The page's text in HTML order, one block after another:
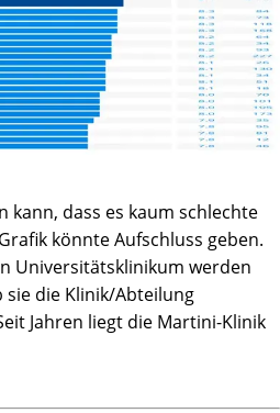
kann, dass es kaum schlechte
könnte Aufschluss geben.
Universitätsklinikum werden
sie die Klinik/Abteilung
Jahren liegt die Martini-Klinik